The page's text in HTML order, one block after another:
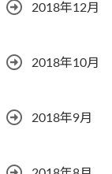
2018年12月
2018年10月
2018年9月